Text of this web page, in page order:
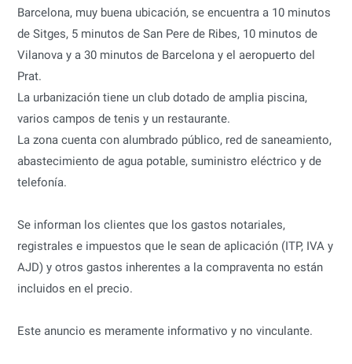
Barcelona, muy buena ubicación, se encuentra a 10 minutos
de Sitges, 5 minutos de San Pere de Ribes, 10 minutos de
Vilanova y a 30 minutos de Barcelona y el aeropuerto del
Prat.
La urbanización tiene un club dotado de amplia piscina,
varios campos de tenis y un restaurante.
La zona cuenta con alumbrado público, red de saneamiento,
abastecimiento de agua potable, suministro eléctrico y de
telefonía.
Se informan los clientes que los gastos notariales,
registrales e impuestos que le sean de aplicación (ITP, IVA y
AJD) y otros gastos inherentes a la compraventa no están
incluidos en el precio.
Este anuncio es meramente informativo y no vinculante.